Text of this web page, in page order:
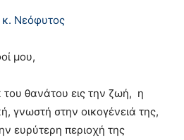
Νεόφυτος
μου,
του θανάτου εις την ζωή, η
γνωστή στην οικογένειά της,
ευρύτερη περιοχή της